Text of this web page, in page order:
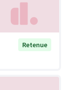
Retenue